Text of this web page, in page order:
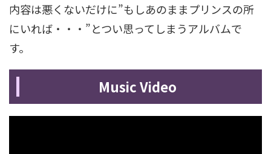
内容は悪くないだけに”もしあのままプリンスの所
にいれば・・・”とつい思ってしまうアルバムで
す。
Music Video